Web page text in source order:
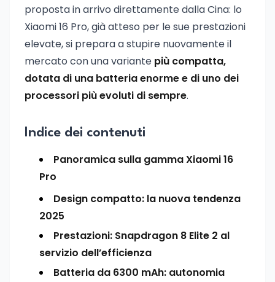
proposta in arrivo direttamente dalla Cina: lo
Xiaomi 16 Pro, già atteso per le sue prestazioni
elevate, si prepara a stupire nuovamente il
mercato con una variante più compatta,
dotata di una batteria enorme e di uno dei
processori più evoluti di sempre.
Indice dei contenuti
Panoramica sulla gamma Xiaomi 16
Pro
Design compatto: la nuova tendenza
2025
Prestazioni: Snapdragon 8 Elite 2 al
servizio dell’efficienza
Batteria da 6300 mAh: autonomia